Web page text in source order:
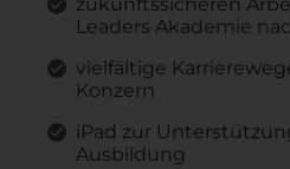
Leaders Akademie
vielfältige
Konzern
iPad zur
Ausbildung